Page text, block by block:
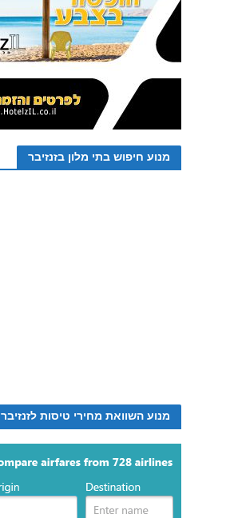
מנוע חיפוש בתי מלון בזנזיבר
מנוע השוואת מחירי טיסות לזנזיבר